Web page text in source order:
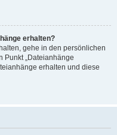
erhalten?
gehe in den persönlichen
Punkt „Dateianhänge
erhalten und diese